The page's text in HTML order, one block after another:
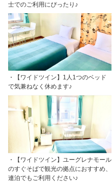
士でのご利用にぴったり♪
・【ワイドツイン】1人1つのベッド
で気兼ねなく休めます♪
・【ワイドツイン】ユーグレナモール
のすぐそばで観光の拠点におすすめ、
連泊でもご利用ください♪